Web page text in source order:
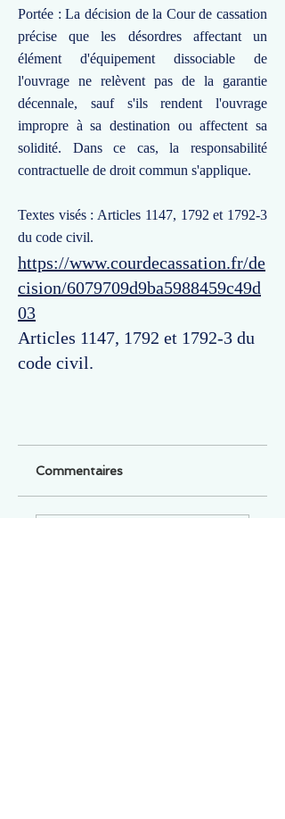
Portée : La décision de la Cour de cassation
précise que les désordres affectant un
élément d'équipement dissociable de
l'ouvrage ne relèvent pas de la garantie
décennale, sauf s'ils rendent l'ouvrage
impropre à sa destination ou affectent sa
solidité. Dans ce cas, la responsabilité
contractuelle de droit commun s'applique.
Textes visés : Articles 1147, 1792 et 1792-3
du code civil.
https://www.courdecassation.fr/de
cision/6079709d9ba5988459c49d
03
Articles 1147, 1792 et 1792-3 du
code civil.
Commentaires